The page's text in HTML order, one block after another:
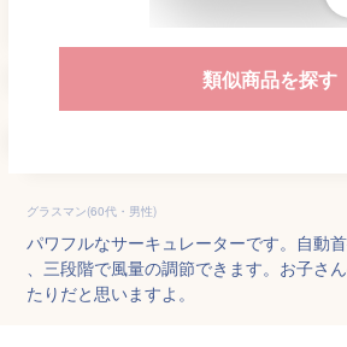
類似商品を探す
グラスマン(60代・男性)
パワフルなサーキュレーターです。自動
、三段階で風量の調節できます。お子さ
たりだと思いますよ。